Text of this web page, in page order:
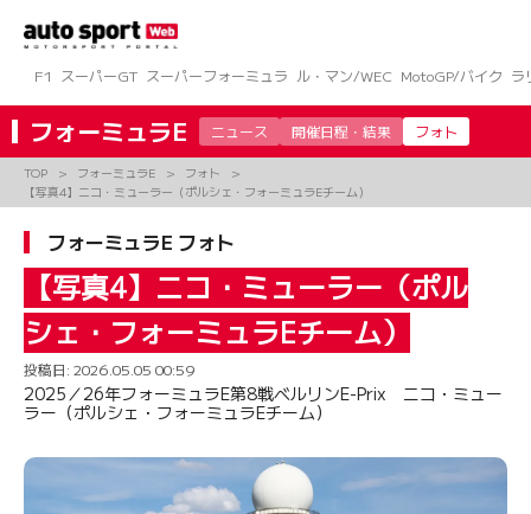
ツ
へ
ス
キ
プ
F1 スーパーGT スーパーフォーミュラ ル・マン/WEC MotoGP/バイク ラ
フォーミュラE ニュース 開催日程・結果 フォト
TOP フォーミュラE
フォト
【写真4】ニコ・ミューラー（ポルシェ・フォーミュラEチーム）
フォーミュラE フォト
【写真4】ニコ・ミューラー（ポル
シェ・フォーミュラEチーム）
投稿日: 2026.05.05 00:59
2025／26年フォーミュラE第8戦ベルリンE-Prix ニコ・ミュー
ラー（ポルシェ・フォーミュラEチーム）